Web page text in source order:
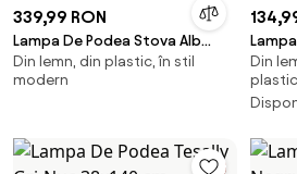
339,99 RON
Lampa De Podea Stova Alb
38x150 cm
Din lemn, din plastic, în stil
modern
Stejar
Din
plastic